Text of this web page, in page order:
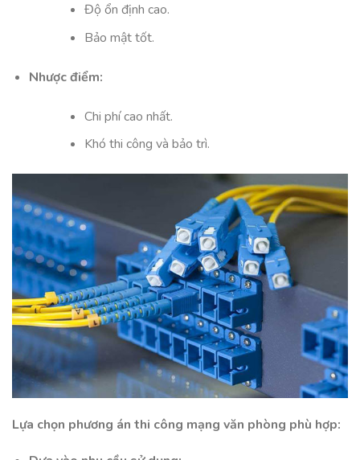
Độ ổn định cao.
Bảo mật tốt.
Nhược điểm:
Chi phí cao nhất.
Khó thi công và bảo trì.
Lựa chọn phương án thi công mạng văn phòng phù hợp: